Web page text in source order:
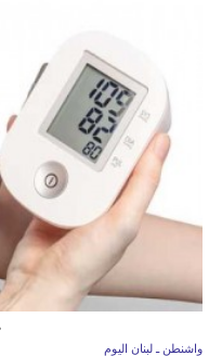
واشنطن ـ لبنان اليوم